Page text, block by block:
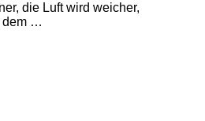
die Luft wird weicher,
dem …